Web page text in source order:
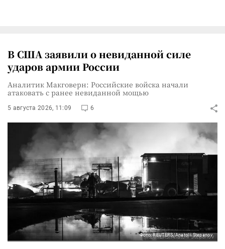
В США заявили о невиданной силе
ударов армии России
Аналитик Макговерн: Российские войска начали
атаковать с ранее невиданной мощью
5 августа 2026, 11:09 6
Фото: REUTERS/Anatolii Stepanov